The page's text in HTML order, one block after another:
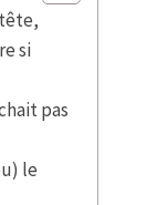
si
pas
le